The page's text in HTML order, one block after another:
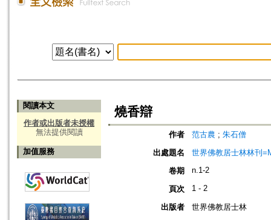
閱讀本文
作者或出版者未授權
無法提供閱讀
加值服務
燒香辯
作者 范古農 ; 朱石僧
出處題名
世界佛教居士林林刊
卷期
n.1-2
頁次 1 - 2
出版者
世界佛教居士林